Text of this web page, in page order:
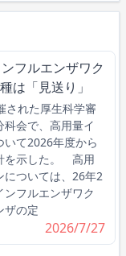
フルエンザワク
は「見送り」
れた厚生科学審
会で、高用量イ
いて2026年度から
を示した。 高用
については、26年2
ンフルエンザワク
ザの定
2026/7/27